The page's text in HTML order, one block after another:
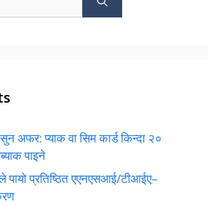
अफर: प्याक वा सिम कार्ड किन्दा २०
पाइने
पायो प्रतिष्ठित एएनएसआई/टीआईए–